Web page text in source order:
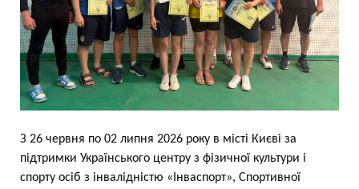
З 26 червня по 02 липня 2026 року в місті Києві за
підтримки Українського центру з фізичної культури і
спорту осіб з інвалідністю «Інваспорт», Спортивної